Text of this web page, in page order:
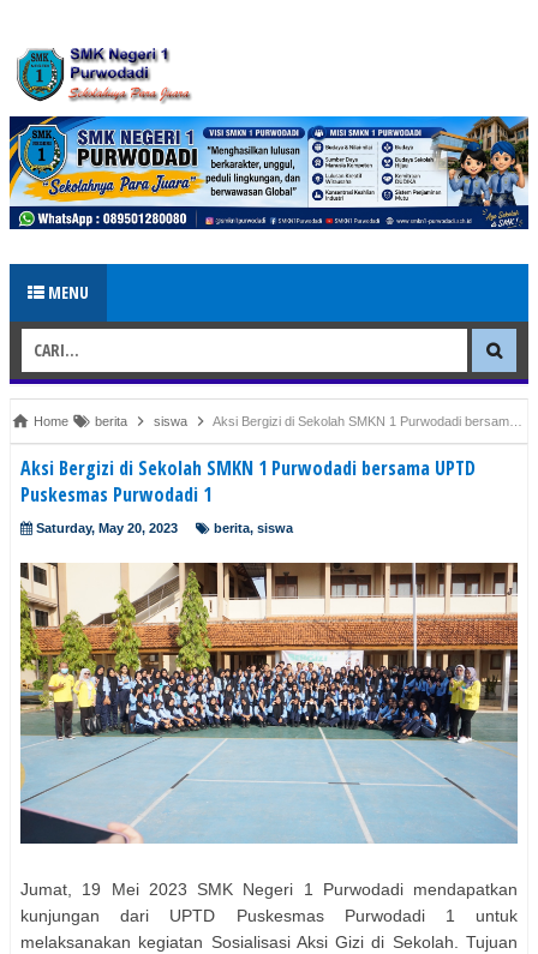
MENU
Home berita siswa Aksi Bergizi di Sekolah SMKN 1 Purwodadi bersama UPTD Puskesmas Purwodadi 1
Aksi Bergizi di Sekolah SMKN 1 Purwodadi bersama UPTD
Puskesmas Purwodadi 1
Saturday, May 20, 2023 berita, siswa
Jumat, 19 Mei 2023 SMK Negeri 1 Purwodadi mendapatkan
kunjungan dari UPTD Puskesmas Purwodadi 1 untuk
melaksanakan kegiatan Sosialisasi Aksi Gizi di Sekolah. Tujuan